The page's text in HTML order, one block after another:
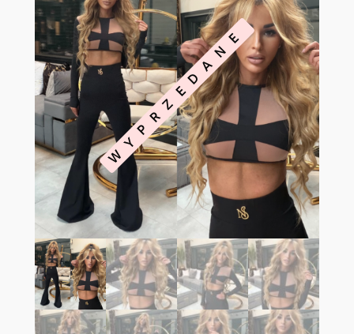
WYPRZEDANE